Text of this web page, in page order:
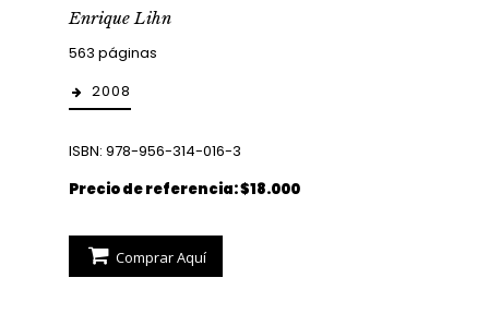
Enrique Lihn
563 páginas
2008
ISBN: 978-956-314-016-3
Precio de referencia: $18.000
Comprar Aquí